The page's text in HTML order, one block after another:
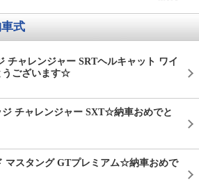
式
ャレンジャー SRTヘルキャット ワイ
うございます☆
チャレンジャー SXT☆納車おめでと
スタング GTプレミアム☆納車おめで